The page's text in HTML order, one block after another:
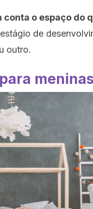
conta o espaço do
de
outro.
meninas